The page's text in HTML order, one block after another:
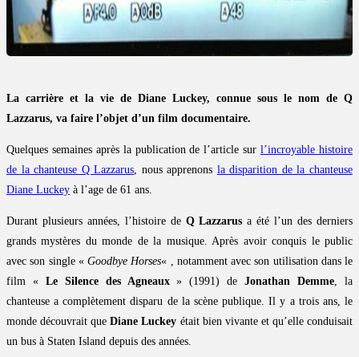
La carrière et la vie de Diane Luckey, connue sous le nom de Q
Lazzarus, va faire l’objet d’un film documentaire.
Quelques semaines après la publication de l’article surl’incroyable histoire
de la chanteuse Q Lazzarus, nous apprenons la disparition de la chanteuse
Diane Luckey à l’age de 61 ans.
Durant plusieurs années, l’histoire de Q Lazzarus a été l’un des derniers
grands mystères du monde de la musique. Après avoir conquis le public
avec son single « Goodbye Horses« , notamment avec son utilisation dans le
film « Le Silence des Agneaux» (1991) deJonathan Demme, la
chanteuse a complètement disparu de la scène publique. Il y a trois ans, le
monde découvrait queDiane Luckey était bien vivante et qu’elle conduisait
un bus à Staten Island depuis des années.